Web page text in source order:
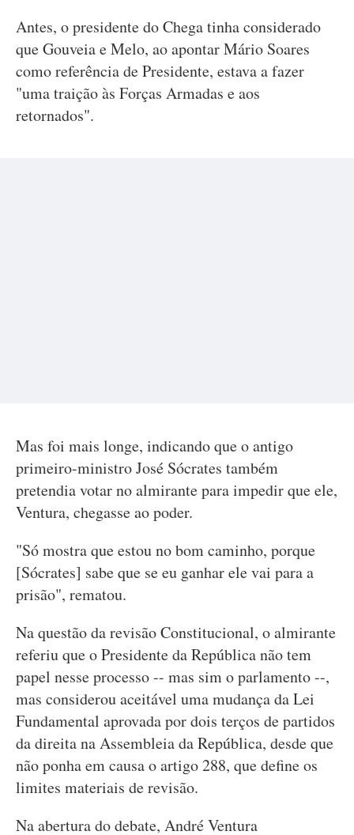
Antes, o presidente do Chega tinha considerado
que Gouveia e Melo, ao apontar Mário Soares
como referência de Presidente, estava a fazer
"uma traição às Forças Armadas e aos
retornados".
Mas foi mais longe, indicando que o antigo
primeiro-ministro José Sócrates também
pretendia votar no almirante para impedir que ele,
Ventura, chegasse ao poder.
"Só mostra que estou no bom caminho, porque
[Sócrates] sabe que se eu ganhar ele vai para a
prisão", rematou.
Na questão da revisão Constitucional, o almirante
referiu que o Presidente da República não tem
papel nesse processo -- mas sim o parlamento --,
mas considerou aceitável uma mudança da Lei
Fundamental aprovada por dois terços de partidos
da direita na Assembleia da República, desde que
não ponha em causa o artigo 288, que define os
limites materiais de revisão.
Na abertura do debate, André Ventura